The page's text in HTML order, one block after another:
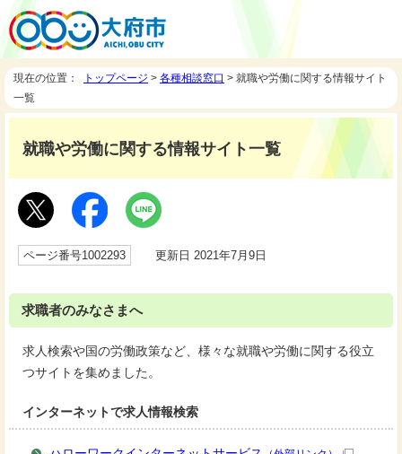
現在の位置： トップページ > 各種相談窓口 > 就職や労働に関する情報サイト
一覧
就職や労働に関する情報サイト一覧
ページ番号1002293 更新日 2021年7月9日
求職者のみなさまへ
求人検索や国の労働政策など、様々な就職や労働に関する役立
つサイトを集めました。
インターネットで求人情報検索